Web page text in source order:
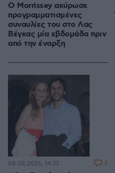
Ο Morrissey ακύρωσε
προγραμματισμένες
συναυλίες του στο Λας
Βέγκας μία εβδομάδα πριν
από την έναρξη
08.08.2026, 14:32 3